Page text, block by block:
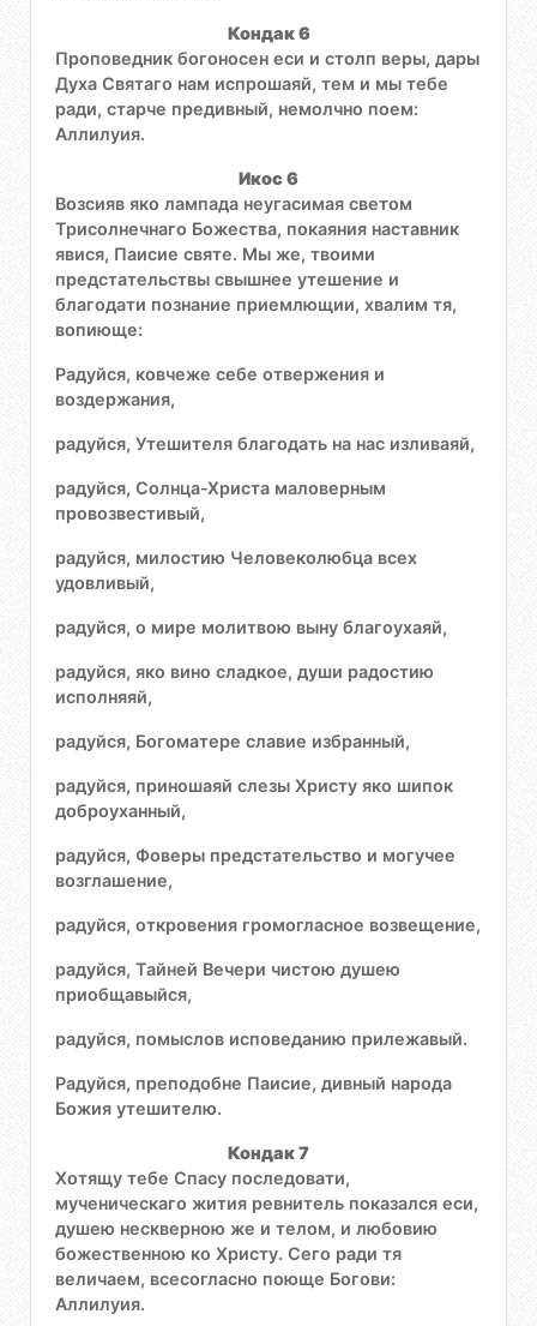
Кондак 6
Проповедник богоносен еси и столп веры, дары
Духа Святаго нам испрошаяй, тем и мы тебе
ради, старче предивный, немолчно поем:
Аллилуия.
Икос 6
Возсияв яко лампада неугасимая светом
Трисолнечнаго Божества, покаяния наставник
явися, Паисие святе. Мы же, твоими
предстательствы свышнее утешение и
благодати познание приемлющии, хвалим тя,
вопиюще:
Радуйся, ковчеже себе отвержения и
воздержания,
радуйся, Утешителя благодать на нас изливаяй,
радуйся, Солнца-Христа маловерным
провозвестивый,
радуйся, милостию Человеколюбца всех
удовливый,
радуйся, о мире молитвою выну благоухаяй,
радуйся, яко вино сладкое, души радостию
исполняяй,
радуйся, Богоматере славие избранный,
радуйся, приношаяй слезы Христу яко шипок
доброуханный,
радуйся, Фоверы предстательство и могучее
возглашение,
радуйся, откровения громогласное возвещение,
радуйся, Тайней Вечери чистою душею
приобщавыйся,
радуйся, помыслов исповеданию прилежавый.
Радуйся, преподобне Паисие, дивный народа
Божия утешителю.
Кондак 7
Хотящу тебе Спасу последовати,
мученическаго жития ревнитель показался еси,
душею нескверною же и телом, и любовию
божественною ко Христу. Сего ради тя
величаем, всесогласно поюще Богови:
Аллилуия.